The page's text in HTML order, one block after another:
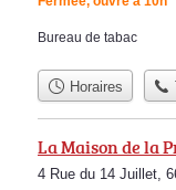
Bureau de tabac
Horaires
La Maison de la
4 Rue du 14 Juillet,